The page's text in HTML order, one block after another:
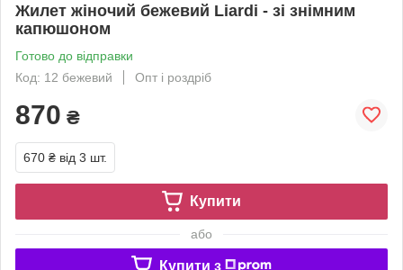
Жилет жіночий бежевий Liardi - зі знімним
капюшоном
Готово до відправки
Код: 12 бежевий
Опт і роздріб
870 ₴
670 ₴ від 3 шт.
Купити
або
Купити з